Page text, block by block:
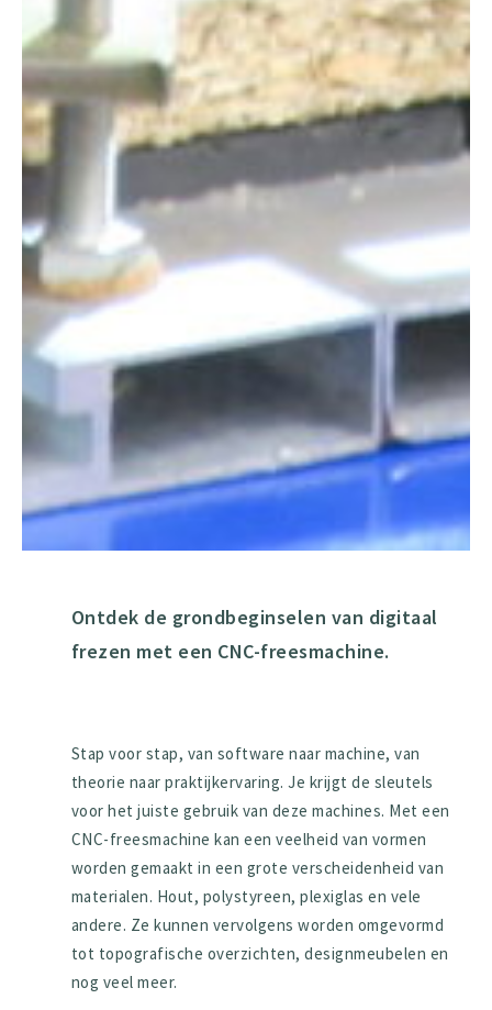
Ontdek de grondbeginselen van digitaal
frezen met een CNC-freesmachine.
Stap voor stap, van software naar machine, van
theorie naar praktijkervaring. Je krijgt de sleutels
voor het juiste gebruik van deze machines. Met een
CNC-freesmachine kan een veelheid van vormen
worden gemaakt in een grote verscheidenheid van
materialen. Hout, polystyreen, plexiglas en vele
andere. Ze kunnen vervolgens worden omgevormd
tot topografische overzichten, designmeubelen en
nog veel meer.